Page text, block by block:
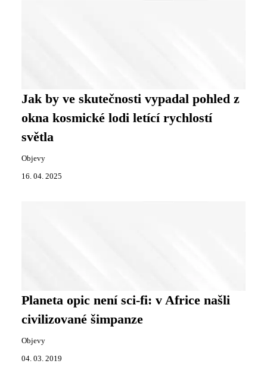
Jak by ve skutečnosti vypadal pohled z
okna kosmické lodi letící rychlostí
světla
Objevy
16. 04. 2025
Planeta opic není sci-fi: v Africe našli
civilizované šimpanze
Objevy
04. 03. 2019